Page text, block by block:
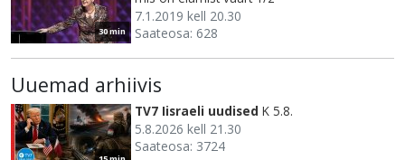
30 min
7.1.2019 kell 20.30
Saateosa: 628
Uuemad arhiivis
TV7 Iisraeli uudised K 5.8.
5.8.2026 kell 21.30
Saateosa: 3724